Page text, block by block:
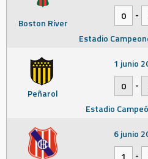
Boston River
0
-
Estadio
Peñarol
1 junio
0
-
Estadio
6 junio
1
-